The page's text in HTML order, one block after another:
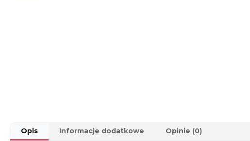
Opis Informacje dodatkowe Opinie (0)